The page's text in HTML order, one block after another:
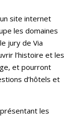
site internet
les domaines
jury de Via
l’histoire et les
et pourront
d’hôtels et
les